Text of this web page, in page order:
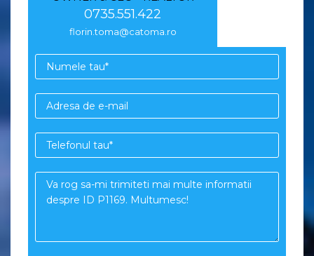
0735.551.422
florin.toma@catoma.ro